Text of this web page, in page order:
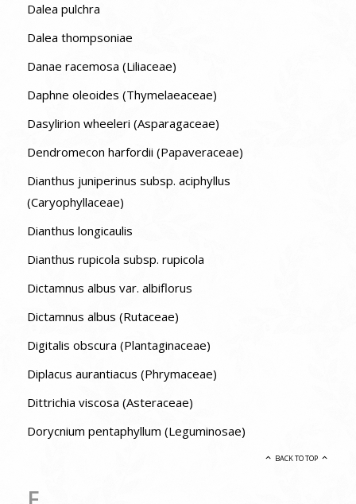
Dalea pulchra
Dalea thompsoniae
Danae racemosa (Liliaceae)
Daphne oleoides (Thymelaeaceae)
Dasylirion wheeleri (Asparagaceae)
Dendromecon harfordii (Papaveraceae)
Dianthus juniperinus subsp. aciphyllus
(Caryophyllaceae)
Dianthus longicaulis
Dianthus rupicola subsp. rupicola
Dictamnus albus var. albiflorus
Dictamnus albus (Rutaceae)
Digitalis obscura (Plantaginaceae)
Diplacus aurantiacus (Phrymaceae)
Dittrichia viscosa (Asteraceae)
Dorycnium pentaphyllum (Leguminosae)
BACK TO TOP